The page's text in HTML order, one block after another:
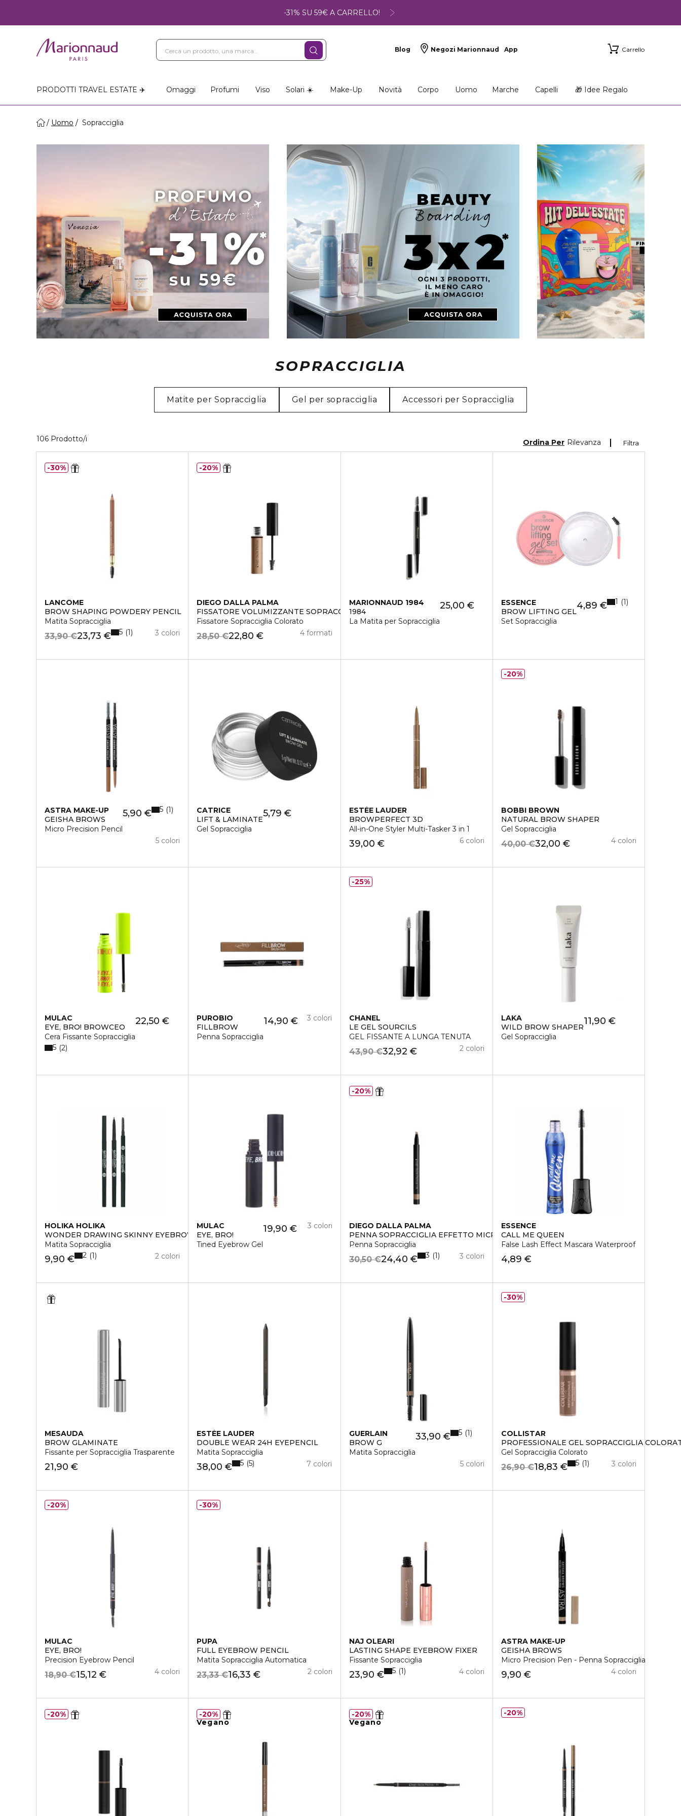
-31% SU 59€ A CARRELLO!
Blog Negozi Marionnaud App Carrello
PRODOTTI TRAVEL ESTATE ✈️ Omaggi Profumi Viso Solari ☀️ Make-Up Novità Corpo Uomo Marche Capelli 🎁 Idee Regalo
Uomo Sopracciglia
SOPRACCIGLIA
Matite per Sopracciglia Gel per sopracciglia Accessori per Sopracciglia
106 Prodotto/i Filtra
Ordina Per Rilevanza
LANCÔME
BRÔW SHAPING POWDERY PENCIL
Matita Sopracciglia
23,73 €
33,90 € 3 colori
5 1
30%
DIEGO DALLA PALMA
FISSATORE VOLUMIZZANTE SOPRACCIGLIA COLORATO CON FIBRE
Fissatore Sopracciglia Colorato
22,80 €
28,50 € 4 formati
20%
MARIONNAUD 1984
1984
La Matita per Sopracciglia
25,00 €
ESSENCE
BROW LIFTING GEL
Set Sopracciglia
4,89 € 1 1
ASTRA MAKE-UP
GEISHA BROWS
Micro Precision Pencil
5,90 €
5 colori
5 1
CATRICE
LIFT & LAMINATE
Gel Sopracciglia
5,79 €
ESTÉE LAUDER
BROWPERFECT 3D
All-in-One Styler Multi-Tasker 3 in 1
39,00 € 6 colori
BOBBI BROWN
NATURAL BROW SHAPER
Gel Sopracciglia
32,00 €
40,00 € 4 colori
20%
MULAC
EYE, BRO! BROWCEO
Cera Fissante Sopracciglia
22,50 €
5 2
PUROBIO
FILLBROW
Penna Sopracciglia
14,90 € 3 colori
CHANEL
LE GEL SOURCILS
GEL FISSANTE A LUNGA TENUTA
32,92 €
43,90 € 2 colori
25%
LAKA
WILD BROW SHAPER
Gel Sopracciglia
11,90 €
HOLIKA HOLIKA
WONDER DRAWING SKINNY EYEBROW
Matita Sopracciglia
9,90 € 2 colori
2 1
MULAC
EYE, BRO!
Tined Eyebrow Gel
19,90 € 3 colori
DIEGO DALLA PALMA
PENNA SOPRACCIGLIA EFFETTO MICROBLADING
Penna Sopracciglia
24,40 €
30,50 € 3 colori
3 1
20%
ESSENCE
CALL ME QUEEN
False Lash Effect Mascara Waterproof
4,89 €
MESAUDA
BROW GLAMINATE
Fissante per Sopracciglia Trasparente
21,90 €
ESTÉE LAUDER
DOUBLE WEAR 24H EYEPENCIL
Matita Sopracciglia
38,00 € 7 colori
5 5
GUERLAIN
BROW G
Matita Sopracciglia
33,90 €
5 colori
5 1
COLLISTAR
PROFESSIONALE GEL SOPRACCIGLIA
Gel Sopracciglia Colorato
18,83 €
26,90 € 3 colori
5 1
30%
MULAC
EYE, BRO!
Precision Eyebrow Pencil
15,12 €
18,90 € 4 colori
20%
PUPA
FULL EYEBROW PENCIL
Matita Sopracciglia Automatica
16,33 €
23,33 € 2 colori
30%
NAJ OLEARI
LASTING SHAPE EYEBROW FIXER
Fissante Sopracciglia
23,90 € 4 colori
5 1
ASTRA MAKE-UP
GEISHA BROWS
Micro Precision Pen - Penna Sopracciglia
9,90 € 4 colori
20%
Vegano
20%
Vegano
20% 20%